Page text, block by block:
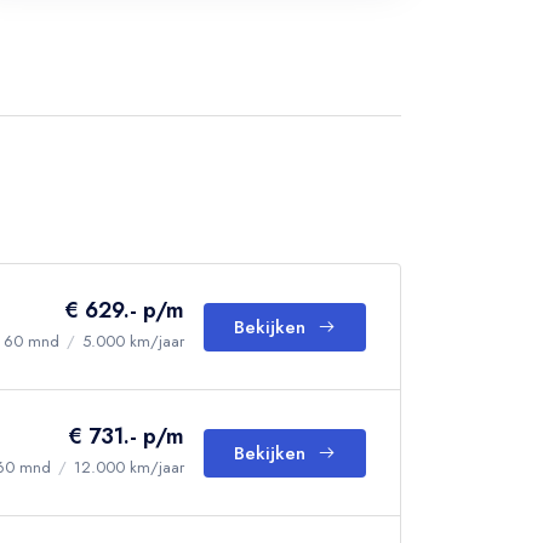
€ 629.- p/m
60 mnd / 5.000 km/jaar
Bekijken
€ 731.- p/m
mnd / 12.000 km/jaar
Bekijken